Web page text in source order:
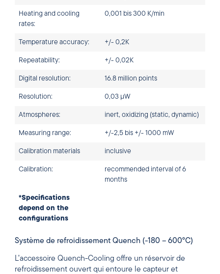
Heating and cooling
rates:
0,001 bis 300 K/min
Temperature accuracy: +/- 0,2K
Repeatability: +/- 0,02K
Digital resolution: 16.8 million points
Resolution: 0,03 µW
Atmospheres: inert, oxidizing (static, dynamic)
Measuring range: +/-2,5 bis +/- 1000 mW
Calibration materials inclusive
Calibration:
recommended interval of 6
months
*Specifications
depend on the
configurations
Système de refroidissement Quench (-180 – 600°C)
L’accessoire Quench-Cooling offre un réservoir de
refroidissement ouvert qui entoure le capteur et